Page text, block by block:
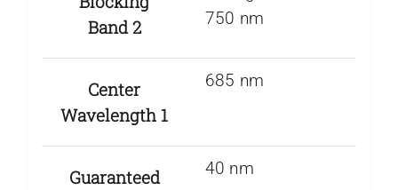
Band 2
750 nm
Center
Wavelength 1
685 nm
Guaranteed
40 nm